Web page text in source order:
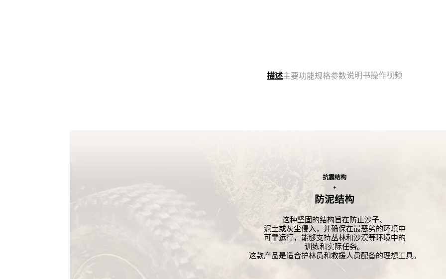
描述主要功能规格参数说明书操作视频
抗震结构
+
防泥结构
这种坚固的结构旨在防止沙子、
泥土或灰尘侵入，并确保在最恶劣的环境中
可靠运行，能够支持丛林和沙漠等环境中的
训练和实际任务。
这款产品是适合护林员和救援人员配备的理想工具。